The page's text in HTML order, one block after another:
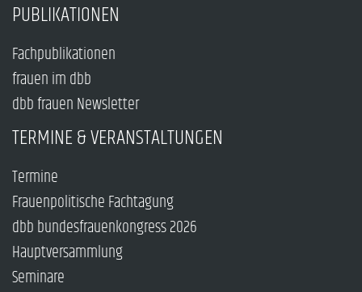
PUBLIKATIONEN
Fachpublikationen
frauen im dbb
dbb frauen Newsletter
TERMINE & VERANSTALTUNGEN
Termine
Frauenpolitische Fachtagung
dbb bundesfrauenkongress 2026
Hauptversammlung
Seminare